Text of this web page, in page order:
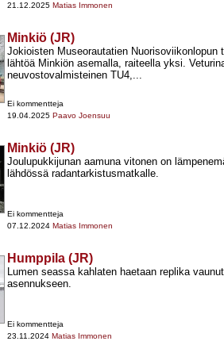
21.12.2025 Matias Immonen
Minkiö (JR)
Jokioisten Museorautatien Nuorisoviikonlopun
lähtöä Minkiön asemalla, raiteella yksi.
neuvostovalmisteinen TU4,...
Ei kommentteja
19.04.2025 Paavo Joensuu
Minkiö (JR)
Joulupukkijunan aamuna vitonen on
lähdössä radantarkistusmatkalle.
Ei kommentteja
07.12.2024 Matias Immonen
Humppila (JR)
Lumen seassa kahlaten haetaan replika
asennukseen.
Ei kommentteja
23.11.2024 Matias Immonen